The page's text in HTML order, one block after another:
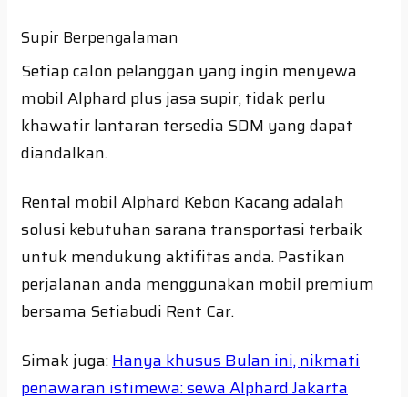
Supir Berpengalaman
Setiap calon pelanggan yang ingin menyewa
mobil Alphard plus jasa supir, tidak perlu
khawatir lantaran tersedia SDM yang dapat
diandalkan.
Rental mobil Alphard Kebon Kacang adalah
solusi kebutuhan sarana transportasi terbaik
untuk mendukung aktifitas anda. Pastikan
perjalanan anda menggunakan mobil premium
bersama Setiabudi Rent Car.
Simak juga:Hanya khusus Bulan ini, nikmati
penawaran istimewa: sewa Alphard Jakarta